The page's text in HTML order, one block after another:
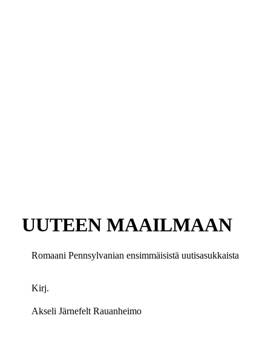
UUTEEN MAAILMAAN
Romaani Pennsylvanian ensimmäisistä uutisasukkaista
Kirj.
Akseli Järnefelt Rauanheimo